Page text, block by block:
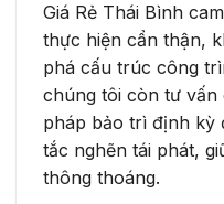
Giá Rẻ Thái Bình
thực hiện cẩn thận,
phá cấu trúc công
chúng tôi còn tư vấn
pháp bảo trì định kỳ
tắc nghẽn tái phát,
thông thoáng.